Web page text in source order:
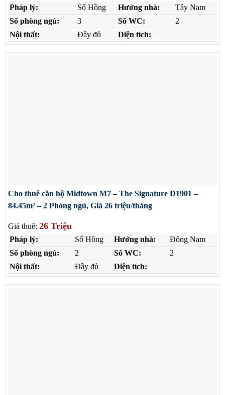
Pháp lý: Sổ Hồng Hướng nhà:
Tây Nam
Số phòng ngủ:
3 Số WC:
2
Nội thất:
Đầy đủ Diện tích:
Cho thuê căn hộ Midtown M7 – The Signature D1901 –
84.45m² – 2 Phòng ngủ, Giá 26 triệu/tháng
Giá thuê: 26 Triệu
Pháp lý: Sổ Hồng Hướng nhà:
Đông Nam
Số phòng ngủ:
2 Số WC:
2
Nội thất:
Đầy đủ Diện tích: